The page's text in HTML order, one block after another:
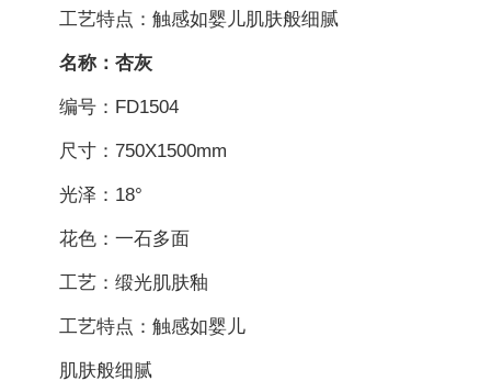
工艺特点：触感如婴儿肌肤般细腻
名称：杏灰
编号：FD1504
尺寸：750X1500mm
光泽：18°
花色：一石多面
工艺：缎光肌肤釉
工艺特点：触感如婴儿
肌肤般细腻